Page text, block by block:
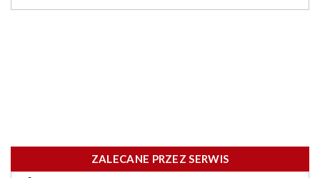
ZALECANE PRZEZ SERWIS